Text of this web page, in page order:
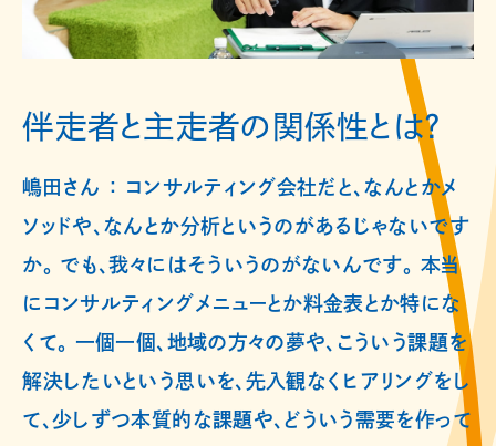
伴走者と主走者の関係性とは？
嶋田さん ： コンサルティング会社だと、なんとかメ
ソッドや、なんとか分析というのがあるじゃないです
か。 でも、我々にはそういうのがないんです。 本当
にコンサルティングメニューとか料金表とか特にな
くて。 一個一個、地域の方々の夢や、こういう課題を
解決したいという思いを、先入観なくヒアリングをし
て、少しずつ本質的な課題や、どういう需要を作って